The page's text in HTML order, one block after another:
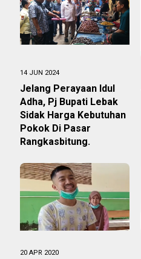
14 JUN 2024
Jelang Perayaan Idul
Adha, Pj Bupati Lebak
Sidak Harga Kebutuhan
Pokok Di Pasar
Rangkasbitung.
20 APR 2020